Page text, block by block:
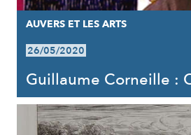
AUVERS ET LES ARTS
26/05/2020
Guillaume Corneille :